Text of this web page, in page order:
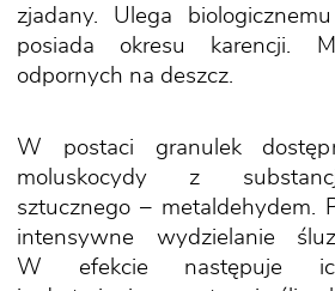
zjadany. Ulega
posiada okresu karencji.
odpornych na deszcz.
W postaci granulek
moluskocydy z
sztucznego – metaldehydem.
intensywne wydzielanie
W efekcie następuje